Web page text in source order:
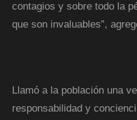
contagios y sobre todo la
que son invaluables”,
Llamó a la población una
responsabilidad y